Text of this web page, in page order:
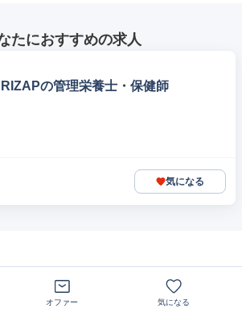
たにおすすめの求人
RIZAPの管理栄養士・保健師
気になる
オファー 気になる